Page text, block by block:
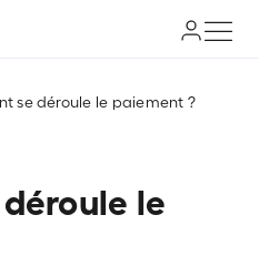
se déroule le paiement ?
le